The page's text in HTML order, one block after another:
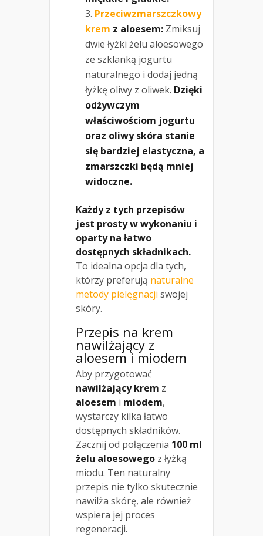
Przeciwzmarszczkowy
krem z aloesem: Zmiksuj
dwie łyżki żelu aloesowego
ze szklanką jogurtu
naturalnego i dodaj jedną
łyżkę oliwy z oliwek. Dzięki
odżywczym
właściwościom jogurtu
oraz oliwy skóra stanie
się bardziej elastyczna, a
zmarszczki będą mniej
widoczne.
Każdy z tych przepisów
jest prosty w wykonaniu i
oparty na łatwo
dostępnych składnikach.
To idealna opcja dla tych,
którzy preferują naturalne
metody pielęgnacji swojej
skóry.
Przepis na krem
nawilżający z
aloesem i miodem
Aby przygotować
nawilżający krem z
aloesem i miodem,
wystarczy kilka łatwo
dostępnych składników.
Zacznij od połączenia 100 ml
żelu aloesowego z łyżką
miodu. Ten naturalny
przepis nie tylko skutecznie
nawilża skórę, ale również
wspiera jej proces
regeneracji.